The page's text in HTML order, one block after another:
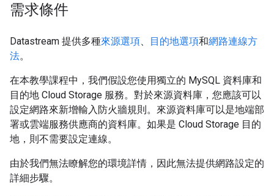
需求條件
Datastream 提供多種來源選項、 目的地選項和網路連線方
法。
在本教學課程中，我們假設您使用獨立的 MySQL 資料庫和
目的地 Cloud Storage 服務。對於來源資料庫，您應該可以
設定網路來新增輸入防火牆規則。來源資料庫可以是地端部
署或雲端服務供應商的資料庫。如果是 Cloud Storage 目的
地，則不需要設定連線。
由於我們無法瞭解您的環境詳情，因此無法提供網路設定的
詳細步驟。